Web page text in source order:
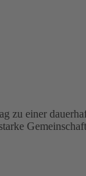
zu einer